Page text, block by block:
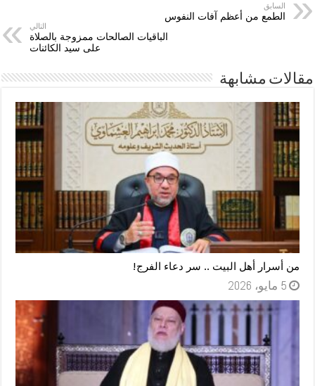
السابق
الطمع من أعظم آفات النفوس
التالي
الباقيات الصالحات ممزوجة بالصلاة
على سيد الكائنات
مقالات مشابهة
من أسرار أهل البيت .. سر دعاء الفرج!
5 مايو، 2026